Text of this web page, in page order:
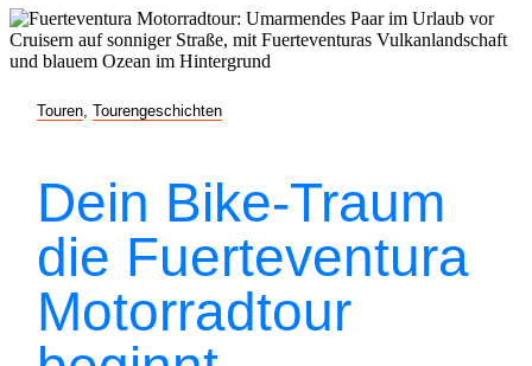
Touren Tourengeschichten
Dein Bike-Traum
die Fuerteventura
Motorradtour